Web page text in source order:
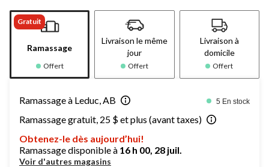
Gratuit
Ramassage
Offert
Livraison le même
jour
Offert
Livraison à
domicile
Offert
Ramassage à Leduc, AB 5 En stock
Ramassage gratuit, 25 $ et plus (avant taxes)
Obtenez-le dès aujourd’hui!
Ramassage disponible à 16 h 00, 28 juil.
Voir d'autres magasins